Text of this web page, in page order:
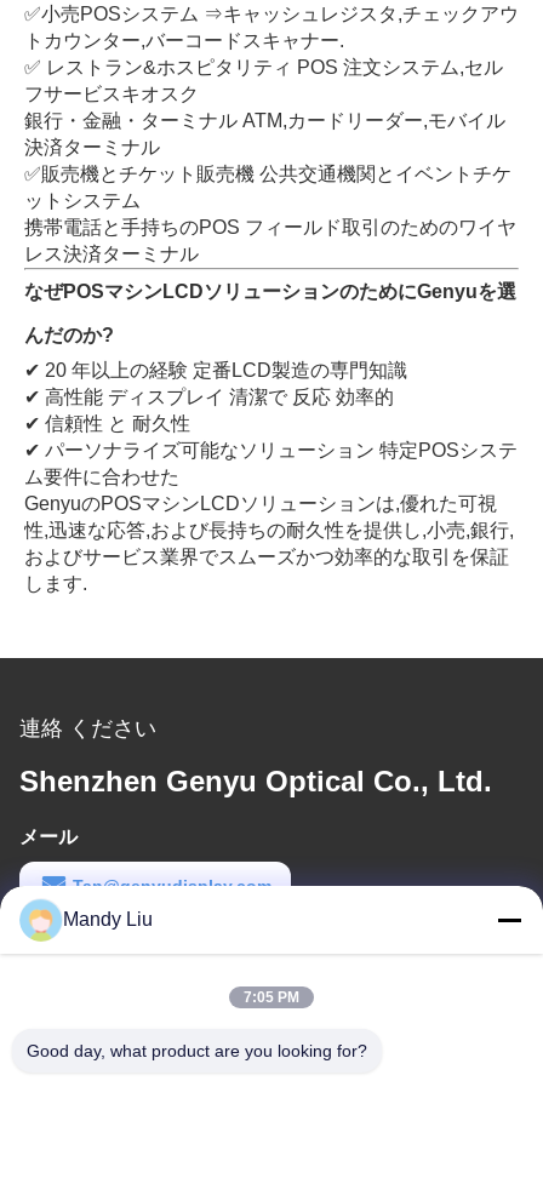
✅小売POSシステム ⇒キャッシュレジスタ,チェックアウ
トカウンター,バーコードスキャナー.
✅ レストラン&ホスピタリティ POS 注文システム,セル
フサービスキオスク
銀行・金融・ターミナル ATM,カードリーダー,モバイル
決済ターミナル
✅販売機とチケット販売機 公共交通機関とイベントチケ
ットシステム
携帯電話と手持ちのPOS フィールド取引のためのワイヤ
レス決済ターミナル
なぜPOSマシンLCDソリューションのためにGenyuを選
んだのか?
✔ 20 年以上の経験 定番LCD製造の専門知識
✔ 高性能 ディスプレイ 清潔で 反応 効率的
✔ 信頼性 と 耐久性
✔ パーソナライズ可能なソリューション 特定POSシステ
ム要件に合わせた
GenyuのPOSマシンLCDソリューションは,優れた可視
性,迅速な応答,および長持ちの耐久性を提供し,小売,銀行,
およびサービス業界でスムーズかつ効率的な取引を保証
します.
連絡 ください
Shenzhen Genyu Optical Co., Ltd.
メール
Tan@genyudisplay.com
労働時間
Mandy Liu
7:05 PM
Good day, what product are you looking for?